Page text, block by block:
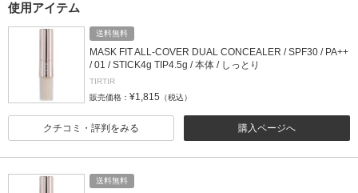
使用アイテム
送料無料
MASK FIT ALL-COVER DUAL CONCEALER / SPF30 / PA++
/ 01 / STICK4g TIP4.5g / 本体 / しっとり
TIRTIR
販売価格： ¥1,815 （税込）
購入ページへ
クチコミ・評判をみる
送料無料